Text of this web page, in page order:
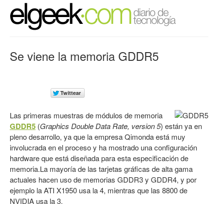
Se viene la memoria GDDR5
Las primeras muestras de módulos de memoria
GDDR5 (Graphics Double Data Rate, version 5) están ya en
pleno desarrollo, ya que la empresa Qimonda está muy
involucrada en el proceso y ha mostrado una configuración
hardware que está diseñada para esta especificación de
memoria.La mayoría de las tarjetas gráficas de alta gama
actuales hacen uso de memorias GDDR3 y GDDR4, y por
ejemplo la ATI X1950 usa la 4, mientras que las 8800 de
NVIDIA usa la 3.